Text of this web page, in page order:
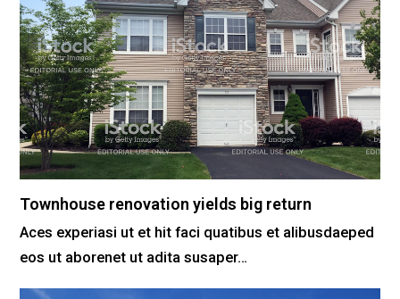
Townhouse renovation yields big return
Aces experiasi ut et hit faci quatibus et alibusdaeped
eos ut aborenet ut adita susaper…